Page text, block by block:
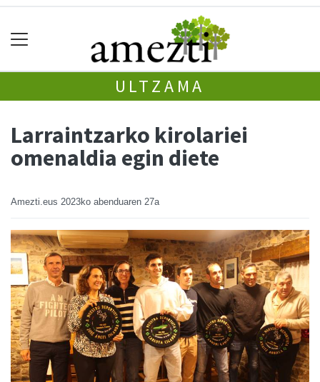
ULTZAMA
Larraintzarko kirolariei
omenaldia egin diete
Amezti.eus 2023ko abenduaren 27a